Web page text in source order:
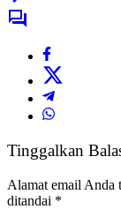
Tinggalkan
Alamat email Anda
ditandai *